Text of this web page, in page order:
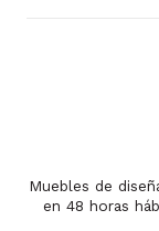
Muebles de
en 48 horas